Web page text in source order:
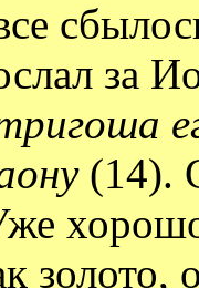
за
(14).
золото,